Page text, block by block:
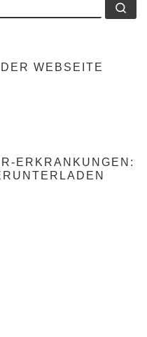
WEBSEITE
ERKRANKUNGEN: